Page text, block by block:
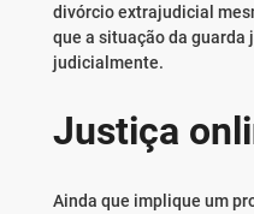
divórcio extrajudicial
que a situação da guarda
judicialmente.
Justiça
Ainda que implique um